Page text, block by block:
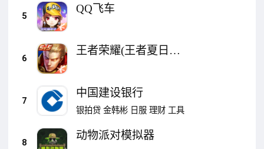
5
QQ飞车
6
王者荣耀(王者夏日农
7
中国建设银行
银拍贷 金韩彬 日服 理财 工具
8
动物派对模拟器